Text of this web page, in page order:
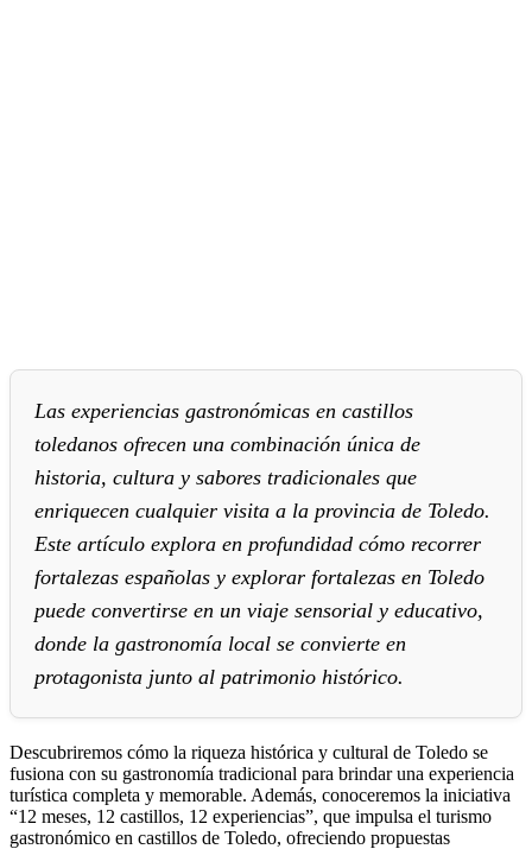
Las experiencias gastronómicas en castillos
toledanos ofrecen una combinación única de
historia, cultura y sabores tradicionales que
enriquecen cualquier visita a la provincia de Toledo.
Este artículo explora en profundidad cómo recorrer
fortalezas españolas y explorar fortalezas en Toledo
puede convertirse en un viaje sensorial y educativo,
donde la gastronomía local se convierte en
protagonista junto al patrimonio histórico.
Descubriremos cómo la riqueza histórica y cultural de Toledo se
fusiona con su gastronomía tradicional para brindar una experiencia
turística completa y memorable. Además, conoceremos la iniciativa
“12 meses, 12 castillos, 12 experiencias”, que impulsa el turismo
gastronómico en castillos de Toledo, ofreciendo propuestas